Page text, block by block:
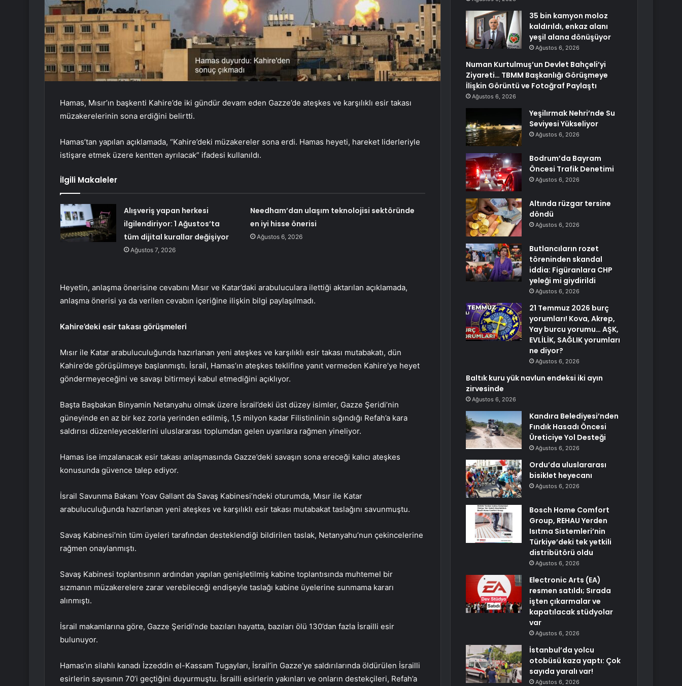
Hamas, Mısır’ın başkenti Kahire’de iki gündür devam eden Gazze’de ateşkes ve karşılıklı esir takası
müzakerelerinin sona erdiğini belirtti.
Hamas’tan yapılan açıklamada, “Kahire’deki müzakereler sona erdi. Hamas heyeti, hareket liderleriyle
istişare etmek üzere kentten ayrılacak” ifadesi kullanıldı.
İlgili Makaleler
Alışveriş yapan herkesi
ilgilendiriyor: 1 Ağustos’ta
tüm dijital kurallar değişiyor
Ağustos 7, 2026
Needham’dan ulaşım teknolojisi sektöründe
en iyi hisse önerisi
Ağustos 6, 2026
Heyetin, anlaşma önerisine cevabını Mısır ve Katar’daki arabuluculara ilettiği aktarılan açıklamada,
anlaşma önerisi ya da verilen cevabın içeriğine ilişkin bilgi paylaşılmadı.
Kahire’deki esir takası görüşmeleri
Mısır ile Katar arabuluculuğunda hazırlanan yeni ateşkes ve karşılıklı esir takası mutabakatı, dün
Kahire’de görüşülmeye başlanmıştı. İsrail, Hamas’ın ateşkes teklifine yanıt vermeden Kahire’ye heyet
göndermeyeceğini ve savaşı bitirmeyi kabul etmediğini açıklıyor.
Başta Başbakan Binyamin Netanyahu olmak üzere İsrail’deki üst düzey isimler, Gazze Şeridi’nin
güneyinde en az bir kez zorla yerinden edilmiş, 1,5 milyon kadar Filistinlinin sığındığı Refah’a kara
saldırısı düzenleyeceklerini uluslararası toplumdan gelen uyarılara rağmen yineliyor.
Hamas ise imzalanacak esir takası anlaşmasında Gazze’deki savaşın sona ereceği kalıcı ateşkes
konusunda güvence talep ediyor.
İsrail Savunma Bakanı Yoav Gallant da Savaş Kabinesi’ndeki oturumda, Mısır ile Katar
arabuluculuğunda hazırlanan yeni ateşkes ve karşılıklı esir takası mutabakat taslağını savunmuştu.
Savaş Kabinesi’nin tüm üyeleri tarafından desteklendiği bildirilen taslak, Netanyahu’nun çekincelerine
rağmen onaylanmıştı.
Savaş Kabinesi toplantısının ardından yapılan genişletilmiş kabine toplantısında muhtemel bir
sızmanın müzakerelere zarar verebileceği endişeyle taslağı kabine üyelerine sunmama kararı
alınmıştı.
İsrail makamlarına göre, Gazze Şeridi’nde bazıları hayatta, bazıları ölü 130’dan fazla İsrailli esir
bulunuyor.
Hamas’ın silahlı kanadı İzzeddin el-Kassam Tugayları, İsrail’in Gazze’ye saldırılarında öldürülen İsrailli
esirlerin sayısının 70’i geçtiğini duyurmuştu. İsrailli esirlerin yakınları ve onların destekçileri, Refah’a
35 bin kamyon moloz
kaldırıldı, enkaz alanı
yeşil alana dönüşüyor
Ağustos 6, 2026
Numan Kurtulmuş’un Devlet Bahçeli’yi
Ziyareti… TBMM Başkanlığı Görüşmeye
İlişkin Görüntü ve Fotoğraf Paylaştı
Ağustos 6, 2026
Yeşilırmak Nehri’nde Su
Seviyesi Yükseliyor
Ağustos 6, 2026
Bodrum’da Bayram
Öncesi Trafik Denetimi
Ağustos 6, 2026
Altında rüzgar tersine
döndü
Ağustos 6, 2026
Butlancıların rozet
töreninden skandal
iddia: Figüranlara CHP
yeleği mi giydirildi
Ağustos 6, 2026
21 Temmuz 2026 burç
yorumları! Kova, Akrep,
Yay burcu yorumu… AŞK,
EVLİLİK, SAĞLIK yorumları
ne diyor?
Ağustos 6, 2026
Baltık kuru yük navlun endeksi iki ayın
zirvesinde
Ağustos 6, 2026
Kandıra Belediyesi’nden
Fındık Hasadı Öncesi
Üreticiye Yol Desteği
Ağustos 6, 2026
Ordu’da uluslararası
bisiklet heyecanı
Ağustos 6, 2026
Bosch Home Comfort
Group, REHAU Yerden
Isıtma Sistemleri’nin
Türkiye’deki tek yetkili
distribütörü oldu
Ağustos 6, 2026
Electronic Arts (EA)
resmen satıldı; Sırada
işten çıkarmalar ve
kapatılacak stüdyolar
var
Ağustos 6, 2026
İstanbul’da yolcu
otobüsü kaza yaptı: Çok
sayıda yaralı var!
Ağustos 6, 2026